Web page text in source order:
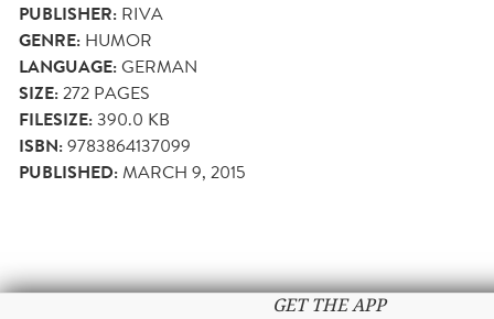
PUBLISHER: RIVA
GENRE: HUMOR
LANGUAGE:GERMAN
SIZE:272 PAGES
FILESIZE:390.0 KB
ISBN:9783864137099
PUBLISHED:MARCH 9, 2015
GET THE APP